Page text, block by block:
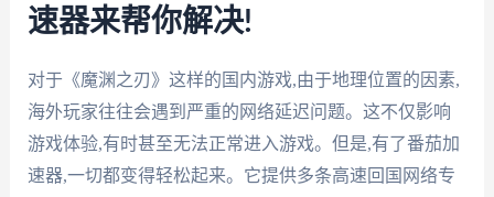
速器来帮你解决!
对于《魔渊之刃》这样的国内游戏,由于地理位置的因素,
海外玩家往往会遇到严重的网络延迟问题。这不仅影响
游戏体验,有时甚至无法正常进入游戏。但是,有了番茄加
速器,一切都变得轻松起来。它提供多条高速回国网络专